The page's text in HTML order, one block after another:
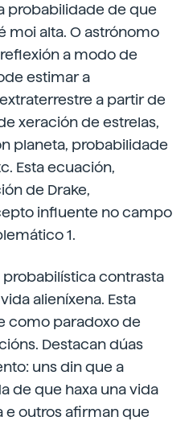
probabilidade de que
moi alta. O astrónomo
a modo de
estimar a
a partir de
xeración de estrelas,
planeta, probabilidade
Esta ecuación,
de Drake,
influente no campo
1.
contrasta
alieníxena. Esta
como paradoxo de
Destacan dúas
uns din que a
de que haxa una vida
e outros afirman que